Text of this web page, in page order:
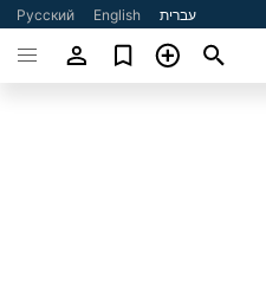
עברית English
Русский